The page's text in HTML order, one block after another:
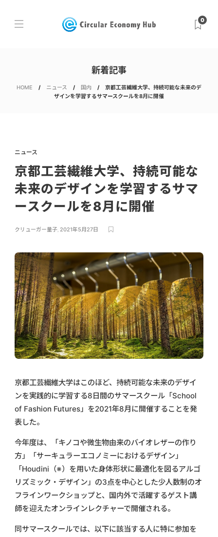
0
新着記事
HOME ニュース 国内
京都工芸繊維大学、持続可能な未来のデ
ザインを学習するサマースクールを8月に開催
ニュース
京都工芸繊維大学、持続可能な
未来のデザインを学習するサマ
ースクールを8月に開催
クリューガー量子, 2021年5月27日
京都工芸繊維大学はこのほど、持続可能な未来のデザイ
ンを実践的に学習する8日間のサマースクール「School
of Fashion Futures」を2021年8月に開催することを発
表した。
今年度は、「キノコや微生物由来のバイオレザーの作り
方」「サーキュラーエコノミーにおけるデザイン」
「Houdini（※）を用いた身体形状に最適化を図るアルゴ
リズミック・デザイン」の3点を中心とした少人数制のオ
フラインワークショップと、国内外で活躍するゲスト講
師を迎えたオンラインレクチャーで開催される。
同サマースクールでは、以下に該当する人に特に参加を